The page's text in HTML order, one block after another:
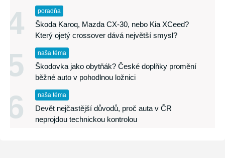
4 poradňa
Škoda Karoq, Mazda CX-30, nebo Kia XCeed?
Který ojetý crossover dává největší smysl?
5 naša téma
Škodovka jako obytňák? České doplňky promění
běžné auto v pohodlnou ložnici
6 naša téma
Devět nejčastější důvodů, proč auta v ČR
neprojdou technickou kontrolou